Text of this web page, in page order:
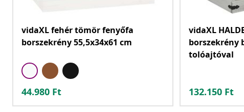
vidaXL fehér tömör fenyőfa
borszekrény 55,5x34x61 cm
44.980 Ft
vidaXL
borszekrény
tolóajtóval
132.150 Ft